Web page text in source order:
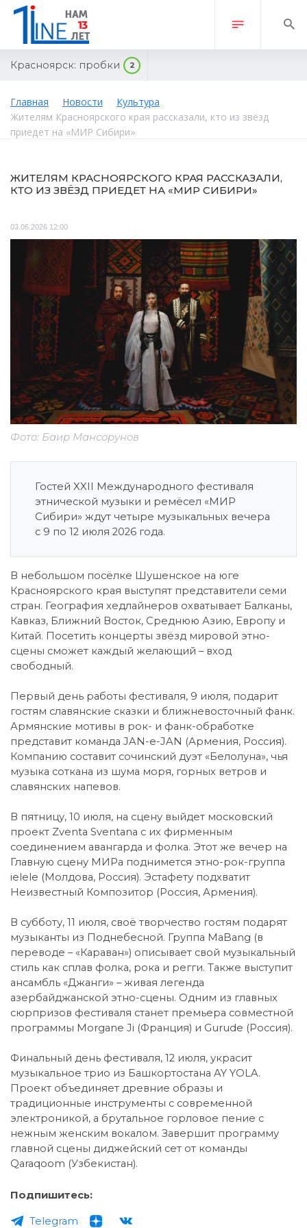
Красноярск: пробки 2
Главная Новости
Культура
Жителям Красноярского края рассказали, кто из звёзд
приедет на «МИР Сибири»
ЖИТЕЛЯМ КРАСНОЯРСКОГО КРАЯ РАССКАЗАЛИ,
КТО ИЗ ЗВЁЗД ПРИЕДЕТ НА «МИР СИБИРИ»
03.06.2026 12:00
Фото: Баир Мансорунов
Гостей XXII Международного фестиваля
этнической музыки и ремёсел «МИР
Сибири» ждут четыре музыкальных вечера
с 9 по 12 июля 2026 года.
В небольшом посёлке Шушенское на юге
Красноярского края выступят представители семи
стран. География хедлайнеров охватывает Балканы,
Кавказ, Ближний Восток, Среднюю Азию, Европу и
Китай. Посетить концерты звёзд мировой этно-
сцены сможет каждый желающий – вход
свободный.
Первый день работы фестиваля, 9 июля, подарит
гостям славянские сказки и ближневосточный фанк.
Армянские мотивы в рок- и фанк-обработке
представит команда JAN-e-JAN (Армения, Россия).
Компанию составит сочинский дуэт «Белолуна», чья
музыка соткана из шума моря, горных ветров и
славянских напевов.
В пятницу, 10 июля, на сцену выйдет московский
проект Zventa Sventana с их фирменным
соединением авангарда и фолка. Этот же вечер на
Главную сцену МИРа поднимется этно-рок-группа
ielele (Молдова, Россия). Эстафету подхватит
Неизвестный Композитор (Россия, Армения).
В субботу, 11 июля, своё творчество гостям подарят
музыканты из Поднебесной. Группа MaBang (в
переводе – «Караван») описывает свой музыкальный
стиль как сплав фолка, рока и регги. Также выступит
ансамбль «Джанги» – живая легенда
азербайджанской этно-сцены. Одним из главных
сюрпризов фестиваля станет премьера совместной
программы Morgane Ji (Франция) и Gurude (Россия).
Финальный день фестиваля, 12 июля, украсит
музыкальное трио из Башкортостана AY YOLA.
Проект объединяет древние образы и
традиционные инструменты с современной
электроникой, а брутальное горловое пение с
нежным женским вокалом. Завершит программу
главной сцены диджейский сет от команды
Qaraqoom (Узбекистан).
Подпишитесь:
Telegram